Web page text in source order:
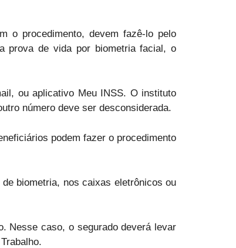
o procedimento, devem fazê-lo pelo
prova de vida por biometria facial, o
ou aplicativo Meu INSS. O instituto
número deve ser desconsiderada.
podem fazer o procedimento
biometria, nos caixas eletrônicos ou
Nesse caso, o segurado deverá levar